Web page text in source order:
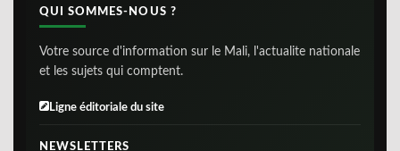
QUI SOMMES-NOUS ?
Votre source d'information sur le Mali, l'actualite nationale
et les sujets qui comptent.
Ligne éditoriale du site
NEWSLETTERS